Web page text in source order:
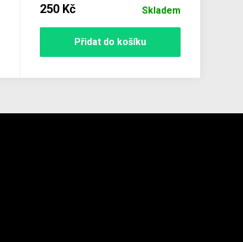
250 Kč Skladem
Přidat do košíku